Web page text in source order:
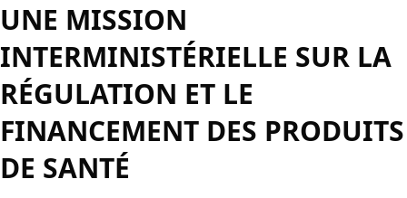
UNE MISSION
INTERMINISTÉRIELLE SUR LA
RÉGULATION ET LE
FINANCEMENT DES PRODUITS
DE SANTÉ